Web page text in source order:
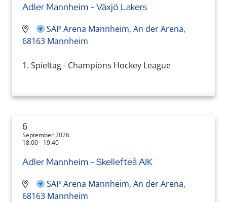
Adler Mannheim - Växjö Lakers
SAP Arena Mannheim, An der Arena,
68163 Mannheim
1. Spieltag - Champions Hockey League
6
September 2026
18:00 - 19:40
Adler Mannheim - Skellefteå AIK
SAP Arena Mannheim, An der Arena,
68163 Mannheim